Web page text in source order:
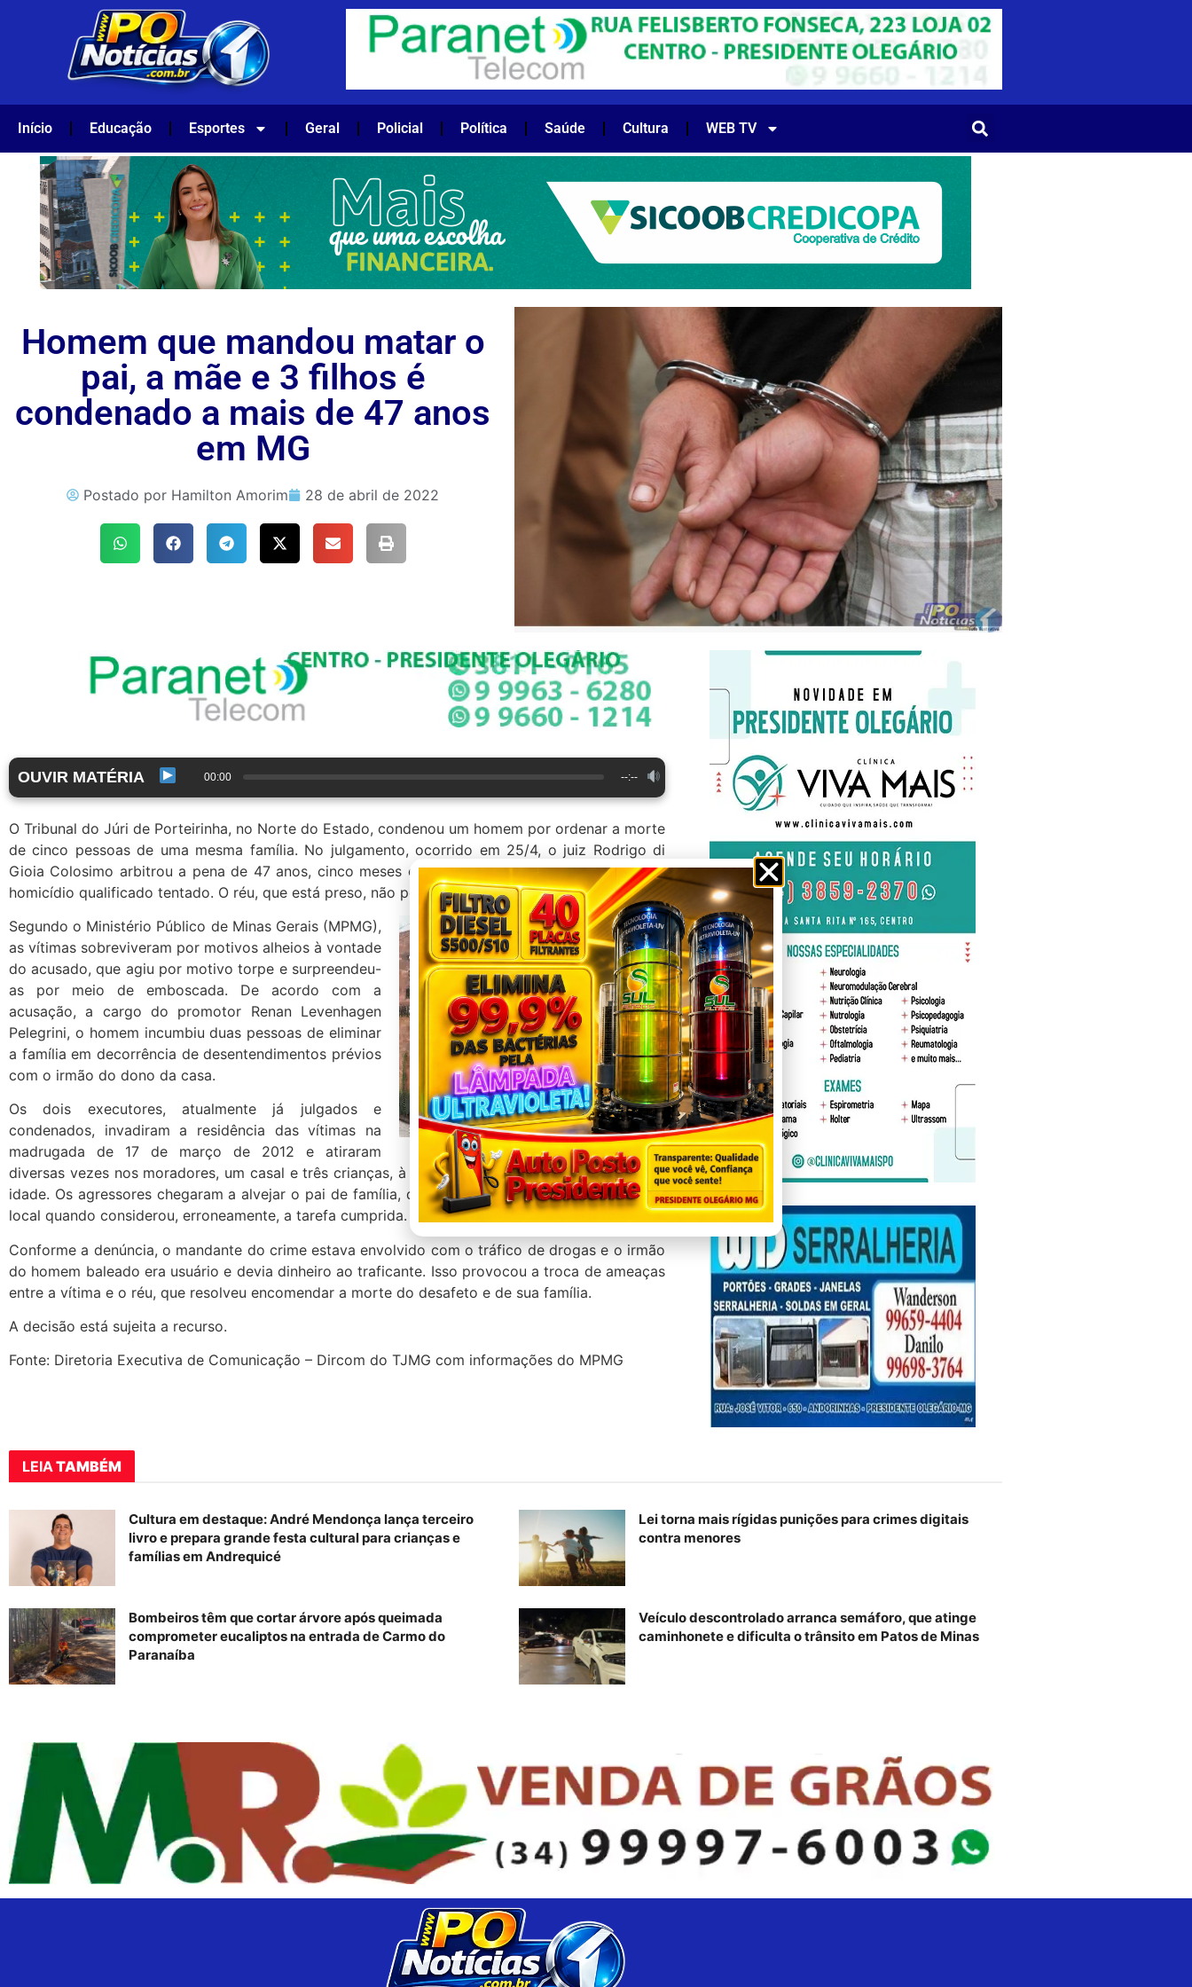
Início Educação Esportes Geral Policial Política Saúde Cultura WEB TV
Homem que mandou matar o
pai, a mãe e 3 filhos é
condenado a mais de 47 anos
em MG
Postado por Hamilton Amorim 28 de abril de 2022
OUVIR MATÉRIA 00:00 --:--
O Tribunal do Júri de Porteirinha, no Norte do Estado, condenou um homem por ordenar a morte
de cinco pessoas de uma mesma família. No julgamento, ocorrido em 25/4, o juiz Rodrigo di
Gioia Colosimo arbitrou a pena de 47 anos, cinco meses e dez dias de reclusão pelo crime de
homicídio qualificado tentado. O réu, que está preso, não poderá recorrer em liberdade.
Segundo o Ministério Público de Minas Gerais (MPMG),
as vítimas sobreviveram por motivos alheios à vontade
do acusado, que agiu por motivo torpe e surpreendeu-
as por meio de emboscada. De acordo com a
acusação, a cargo do promotor Renan Levenhagen
Pelegrini, o homem incumbiu duas pessoas de eliminar
a família em decorrência de desentendimentos prévios
com o irmão do dono da casa.
Os dois executores, atualmente já julgados e
condenados, invadiram a residência das vítimas na
madrugada de 17 de março de 2012 e atiraram
diversas vezes nos moradores, um casal e três crianças, à época com nove, sete e três anos de
idade. Os agressores chegaram a alvejar o pai de família, que sobreviveu. A dupla abandonou o
local quando considerou, erroneamente, a tarefa cumprida.
Conforme a denúncia, o mandante do crime estava envolvido com o tráfico de drogas e o irmão
do homem baleado era usuário e devia dinheiro ao traficante. Isso provocou a troca de ameaças
entre a vítima e o réu, que resolveu encomendar a morte do desafeto e de sua família.
A decisão está sujeita a recurso.
Fonte: Diretoria Executiva de Comunicação – Dircom do TJMG com informações do MPMG
LEIATAMBÉM
Cultura em destaque: André Mendonça lança terceiro
livro e prepara grande festa cultural para crianças e
famílias em Andrequicé
Lei torna mais rígidas punições para crimes digitais
contra menores
Bombeiros têm que cortar árvore após queimada
comprometer eucaliptos na entrada de Carmo do
Paranaíba
Veículo descontrolado arranca semáforo, que atinge
caminhonete e dificulta o trânsito em Patos de Minas